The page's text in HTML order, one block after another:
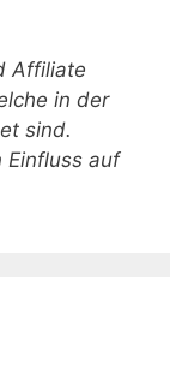
Affiliate
in der
sind.
Einfluss auf